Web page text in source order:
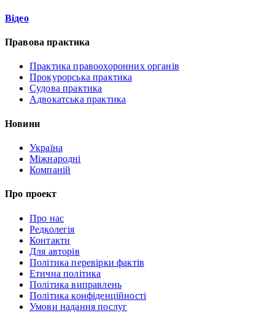
Відео
Правова практика
Практика правоохоронних органів
Прокурорська практика
Судова практика
Адвокатська практика
Новини
Україна
Міжнародні
Компаній
Про проект
Про нас
Редколегія
Контакти
Для авторів
Політика перевірки фактів
Етична політика
Політика виправлень
Політика конфіденційності
Умови надання послуг